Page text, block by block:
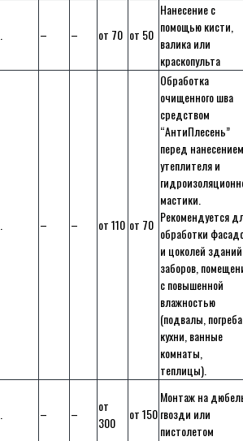
– – от 70 от 50
Нанесение с
помощью кисти,
валика или
краскопульта
– – от 110 от 70
Обработка
очищенного шва
средством
“АнтиПлесень”
перед нанесением
утеплителя и
мастики.
Рекомендуется
обработки
и цоколей
заборов,
с повышенной
влажностью
(подвалы,
кухни, ванные
комнаты,
теплицы).
– –
от
300
от 150
Монтаж на
гвозди или
пистолетом